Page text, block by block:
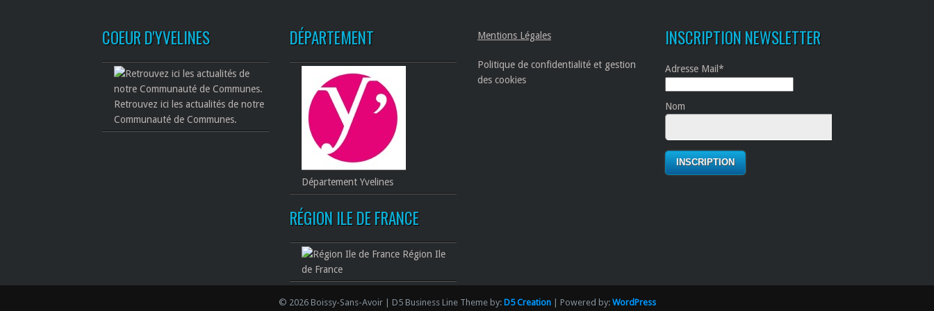
COEUR D'YVELINES
Retrouvez ici les actualités de notre
Communauté de Communes.
DÉPARTEMENT
Département Yvelines
RÉGION ILE DE FRANCE
Région Ile
de France
Mentions Légales
Politique de confidentialité et gestion
des cookies
INSCRIPTION NEWSLETTER
Adresse Mail*
Nom
© 2026 Boissy-Sans-Avoir | D5 Business Line Theme by: D5 Creation| Powered by: WordPress